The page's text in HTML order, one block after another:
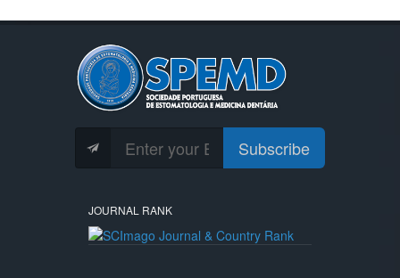
Subscribe
JOURNAL RANK